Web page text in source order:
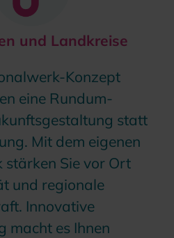
und Landkreise
Konzept
eine Rundum-
statt
Mit dem eigenen
stärken Sie vor Ort
und regionale
Innovative
macht es Ihnen